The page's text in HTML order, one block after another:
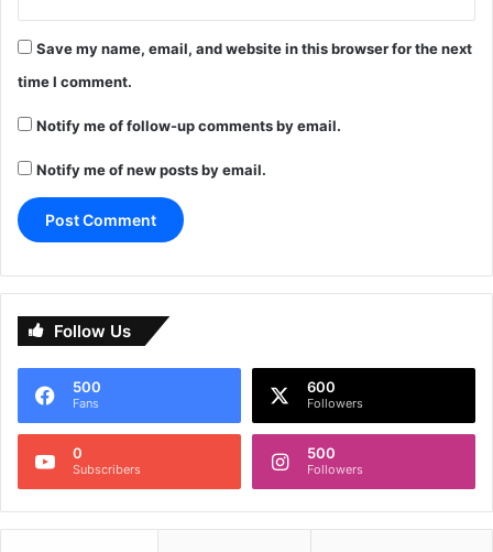
Save my name, email, and website in this browser for the next
time I comment.
Notify me of follow-up comments by email.
Notify me of new posts by email.
Follow Us
500
Fans
600
Followers
0
Subscribers
500
Followers